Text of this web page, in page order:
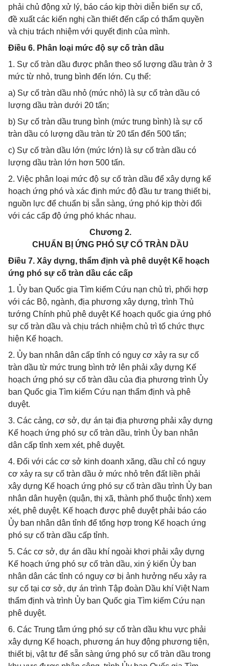
phải chủ động xử lý, báo cáo kịp thời diễn biến sự cố,
đề xuất các kiến nghị cần thiết đến cấp có thẩm quyền
và chịu trách nhiệm với quyết định của mình.
Điều 6. Phân loại mức độ sự cố tràn dầu
1. Sự cố tràn dầu được phân theo số lượng dầu tràn ở 3
mức từ nhỏ, trung bình đến lớn. Cụ thể:
a) Sự cố tràn dầu nhỏ (mức nhỏ) là sự cố tràn dầu có
lượng dầu tràn dưới 20 tấn;
b) Sự cố tràn dầu trung bình (mức trung bình) là sự cố
tràn dầu có lượng dầu tràn từ 20 tấn đến 500 tấn;
c) Sự cố tràn dầu lớn (mức lớn) là sự cố tràn dầu có
lượng dầu tràn lớn hơn 500 tấn.
2. Việc phân loại mức độ sự cố tràn dầu để xây dựng kế
hoạch ứng phó và xác định mức độ đầu tư trang thiết bị,
nguồn lực để chuẩn bị sẵn sàng, ứng phó kịp thời đối
với các cấp độ ứng phó khác nhau.
Chương 2.
CHUẨN BỊ ỨNG PHÓ SỰ CỐ TRÀN DẦU
Điều 7. Xây dựng, thẩm định và phê duyệt Kế hoạch
ứng phó sự cố tràn dầu các cấp
1. Ủy ban Quốc gia Tìm kiếm Cứu nạn chủ trì, phối hợp
với các Bộ, ngành, địa phương xây dựng, trình Thủ
tướng Chính phủ phê duyệt Kế hoạch quốc gia ứng phó
sự cố tràn dầu và chịu trách nhiệm chủ trì tổ chức thực
hiện Kế hoạch.
2. Ủy ban nhân dân cấp tỉnh có nguy cơ xảy ra sự cố
tràn dầu từ mức trung bình trở lên phải xây dựng Kế
hoạch ứng phó sự cố tràn dầu của địa phương trình Ủy
ban Quốc gia Tìm kiếm Cứu nạn thẩm định và phê
duyệt.
3. Các cảng, cơ sở, dự án tại địa phương phải xây dựng
Kế hoạch ứng phó sự cố tràn dầu, trình Ủy ban nhân
dân cấp tỉnh xem xét, phê duyệt.
4. Đối với các cơ sở kinh doanh xăng, dầu chỉ có nguy
cơ xảy ra sự cố tràn dầu ở mức nhỏ trên đất liền phải
xây dựng Kế hoạch ứng phó sự cố tràn dầu trình Ủy ban
nhân dân huyện (quận, thị xã, thành phố thuộc tỉnh) xem
xét, phê duyệt. Kế hoạch được phê duyệt phải báo cáo
Ủy ban nhân dân tỉnh để tổng hợp trong Kế hoạch ứng
phó sự cố tràn dầu cấp tỉnh.
5. Các cơ sở, dự án dầu khí ngoài khơi phải xây dựng
Kế hoạch ứng phó sự cố tràn dầu, xin ý kiến Ủy ban
nhân dân các tỉnh có nguy cơ bị ảnh hưởng nếu xảy ra
sự cố tại cơ sở, dự án trình Tập đoàn Dầu khí Việt Nam
thẩm định và trình Ủy ban Quốc gia Tìm kiếm Cứu nạn
phê duyệt.
6. Các Trung tâm ứng phó sự cố tràn dầu khu vực phải
xây dựng Kế hoạch, phương án huy động phương tiện,
thiết bị, vật tư để sẵn sàng ứng phó sự cố tràn dầu trong